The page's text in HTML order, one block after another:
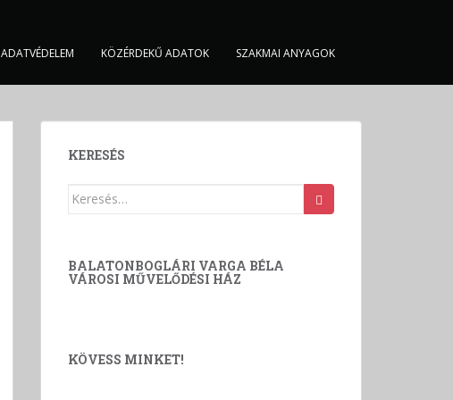
ADATVÉDELEM KÖZÉRDEKŰ ADATOK SZAKMAI ANYAGOK
KERESÉS
Keresés:
BALATONBOGLÁRI VARGA BÉLA
VÁROSI MŰVELŐDÉSI HÁZ
KÖVESS MINKET!